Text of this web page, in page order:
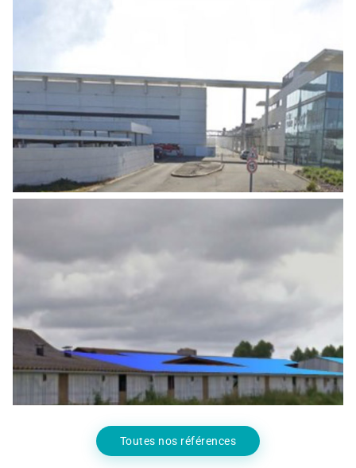
CONSTRUCTION D’UNE CENTRALE
PHOTOVOLTAÏQUE DE 242 KWC
INSTALLATION DE CENTRALES
Toutes nos références